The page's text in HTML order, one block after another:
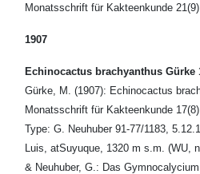
Monatsschrift für Kakteenkunde
1907
Echinocactus brachyanthus Gürke
Gürke, M. (1907): Echinocactus
Monatsschrift für Kakteenkunde
Type: G. Neuhuber 91-77/1183,
Luis, atSuyuque, 1320 m s.m. (WU,
& Neuhuber, G.: Das